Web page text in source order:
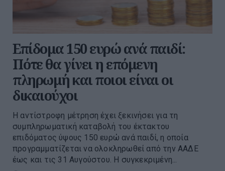
Επίδομα 150 ευρώ ανά παιδί:
Πότε θα γίνει η επόμενη
πληρωμή και ποιοι είναι οι
δικαιούχοι
Η αντίστροφη μέτρηση έχει ξεκινήσει για τη
συμπληρωματική καταβολή του έκτακτου
επιδόματος ύψους 150 ευρώ ανά παιδί, η οποία
προγραμματίζεται να ολοκληρωθεί από την ΑΑΔΕ
έως και τις 31 Αυγούστου. Η συγκεκριμένη...